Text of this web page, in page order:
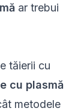
ar trebui
tăierii cu
cu plasmă
metodele